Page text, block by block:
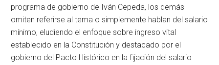
programa de gobierno de Iván Cepeda, los demás
omiten referirse al tema o simplemente hablan del salario
mínimo, eludiendo el enfoque sobre ingreso vital
establecido en la Constitución y destacado por el
gobierno del Pacto Histórico en la fijación del salario